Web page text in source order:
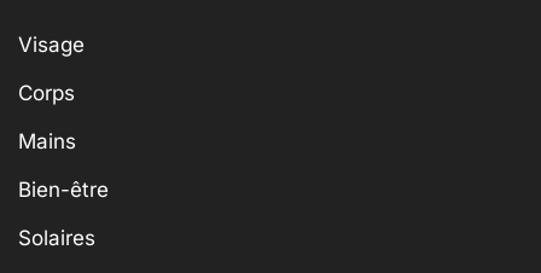
Visage
Corps
Mains
Bien-être
Solaires